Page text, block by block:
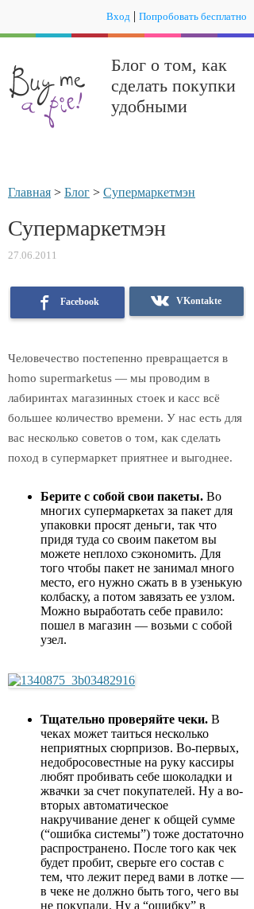
Вход | Попробовать бесплатно
Блог о том, как
сделать покупки
удобными
Главная > Блог > Супермаркетмэн
Супермаркетмэн
27.06.2011
Facebook VKontakte
Человечество постепенно превращается в
homo supermarketus — мы проводим в
лабиринтах магазинных стоек и касс всё
большее количество времени. У нас есть для
вас несколько советов о том, как сделать
поход в супермаркет приятнее и выгоднее.
Берите с собой свои пакеты. Во
многих супермаркетах за пакет для
упаковки просят деньги, так что
придя туда со своим пакетом вы
можете неплохо сэкономить. Для
того чтобы пакет не занимал много
место, его нужно сжать в в узенькую
колбаску, а потом завязать ее узлом.
Можно выработать себе правило:
пошел в магазин — возьми с собой
узел.
Тщательно проверяйте чеки. В
чеках может таиться несколько
неприятных сюрпризов. Во-первых,
недобросовестные на руку кассиры
любят пробивать себе шоколадки и
жвачки за счет покупателей. Ну а во-
вторых автоматическое
накручивание денег к общей сумме
(“ошибка системы”) тоже достаточно
распространено. После того как чек
будет пробит, сверьте его состав с
тем, что лежит перед вами в лотке —
в чеке не должно быть того, чего вы
не покупали. Ну а “ошибку” в